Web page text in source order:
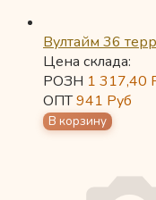
Вултайм 36
Цена склада:
РОЗН 1 317,40
ОПТ941 Руб